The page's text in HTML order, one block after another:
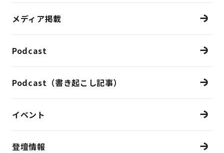
メディア掲載
Podcast
Podcast（書き起こし記事）
イベント
登壇情報